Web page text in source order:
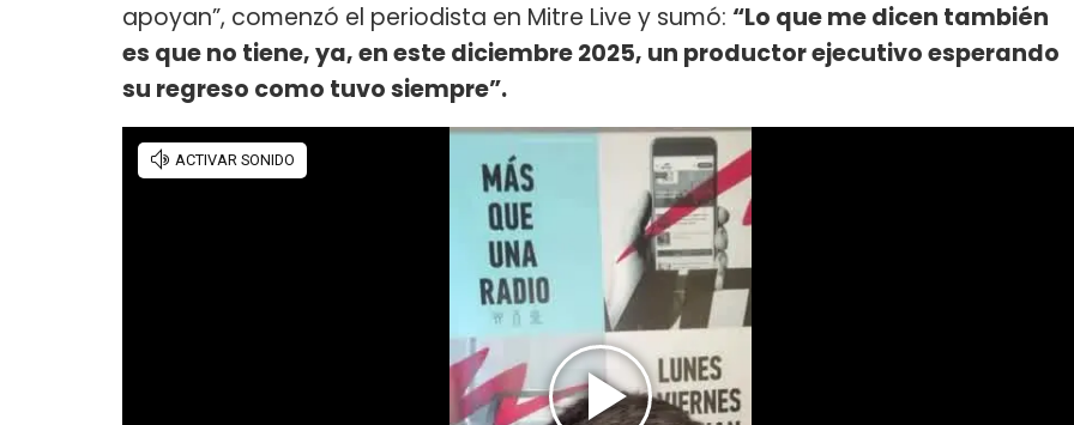
apoyan”, comenzó el periodista en Mitre Live y sumó: “Lo que me dicen también
es que no tiene, ya, en este diciembre 2025, un productor ejecutivo esperando
su regreso como tuvo siempre”.